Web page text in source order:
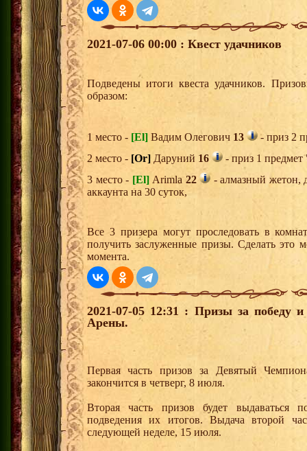
2021-07-06 00:00 : Квест удачников
Подведены итоги квеста удачников.
образом:
1 место - [El] Вадим Олегович 13
- приз 2
2 место - [Or] Даруний 16
- приз 1
3 место - [El]Arimla 22
- алмазный жетон,
аккаунта на 30 суток,
Все 3 призера могут проследовать в
получить заслуженные призы. Сделать это
момента.
2021-07-05 12:31 : Призы за победу
Арены.
Первая часть призов за Девятый
закончится в четверг, 8 июля.
Вторая часть призов будет выдаваться
подведения их итогов. Выдача второй
следующей неделе, 15 июля.